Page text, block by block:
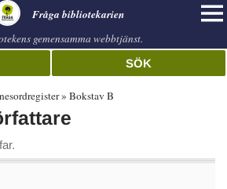
Fråga bibliotekarien
gemensamma webbtjänst.
SÖK
Bokstav B